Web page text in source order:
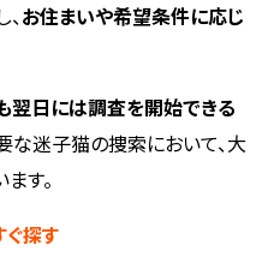
、お住まいや希望条件に応じ
翌日には調査を開始できる
な迷子猫の捜索において、大
す。
探す